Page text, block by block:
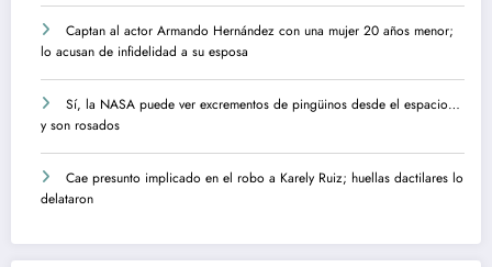
Captan al actor Armando Hernández con una mujer 20 años menor;
lo acusan de infidelidad a su esposa
Sí, la NASA puede ver excrementos de pingüinos desde el espacio…
y son rosados
Cae presunto implicado en el robo a Karely Ruiz; huellas dactilares lo
delataron